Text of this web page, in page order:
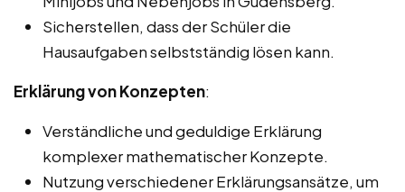
Sicherstellen, dass der Schüler die
Hausaufgaben selbstständig lösen kann.
Erklärung von Konzepten:
Verständliche und geduldige Erklärung
komplexer mathematischer Konzepte.
Nutzung verschiedener Erklärungsansätze, um